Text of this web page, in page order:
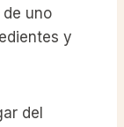
uno
y
del